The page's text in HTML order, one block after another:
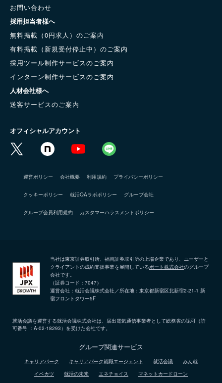
お問い合わせ
採用担当者様へ
無料掲載（0円求人）のご案内
有料掲載（新規受付停止中）のご案内
採用ツール制作サービスのご案内
インターン制作サービスのご案内
人材会社様へ
送客サービスのご案内
オフィシャルアカウント
運営ポリシー 会社概要 利用規約 プライバシーポリシー
クッキーポリシー 就活QAラボポリシー グループ会社
グループ会員利用規約 カスタマーハラスメントポリシー
当社は東京証券取引所、福岡証券取引所の上場企業であり、ユーザーと
クライアントの成約支援事業を展開しているポート株式会社のグループ
会社です。
（証券コード：7047）
運営会社：就活会議株式会社／所在地：東京都新宿区北新宿2-21-1 新
宿フロントタワー5F
就活会議を運営する就活会議株式会社は、届出電気通信事業者として総務省の認可（許
可番号 ：A-02-18293）を受けた会社です。